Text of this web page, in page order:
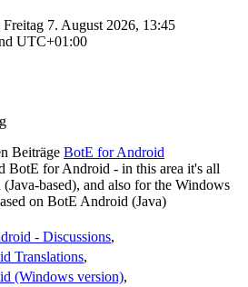
7. August 2026, 13:45
UTC+01:00
BotE for Android
BotE for Android - in this area it's all
based), and also for the Windows
on BotE Android (Java)
- Discussions,
Translations,
(Windows version),